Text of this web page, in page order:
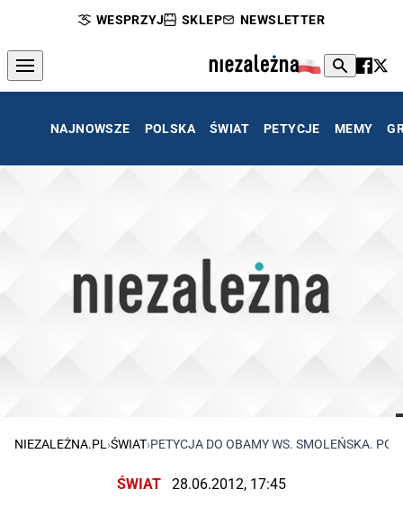
WESPRZYJ SKLEP NEWSLETTER
NAJNOWSZE POLSKA ŚWIAT PETYCJE MEMY
NIEZALEŻNA.PL ›ŚWIAT›PETYCJA DO OBAMY WS. SMOLEŃSKA.
ŚWIAT 28.06.2012, 17:45